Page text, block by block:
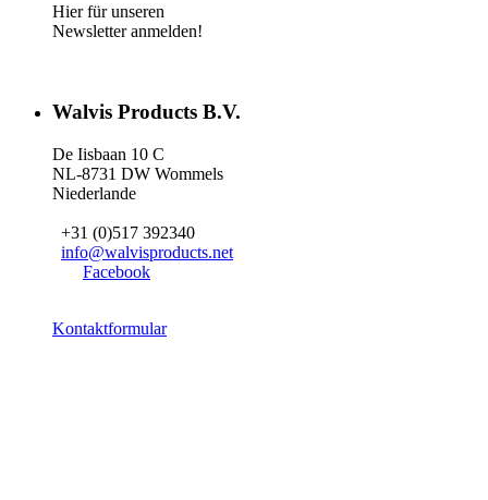
Hier für unseren
Newsletter anmelden!
Walvis Products B.V.
De Iisbaan 10 C
NL-8731 DW Wommels
Niederlande
+31 (0)517 392340
info@walvisproducts.net
Facebook
Kontaktformular